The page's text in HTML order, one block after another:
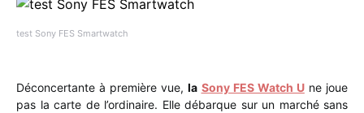
test Sony FES Smartwatch
Déconcertante à première vue,la Sony FES Watch Une joue
pas la carte de l’ordinaire. Elle débarque sur un marché sans